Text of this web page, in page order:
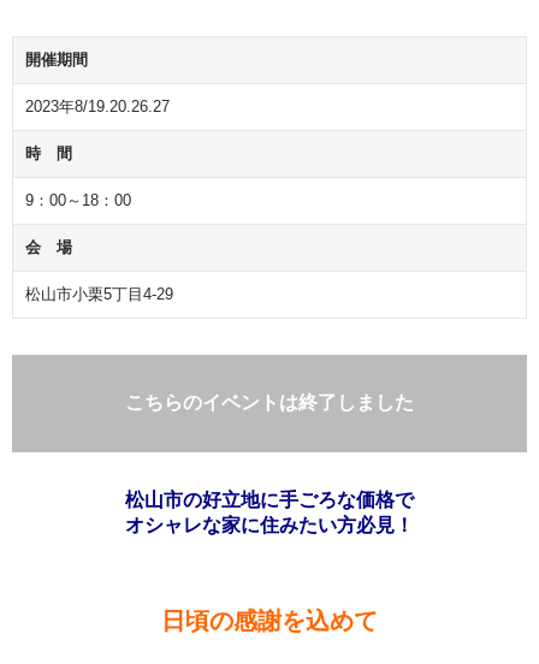
開催期間
2023年8/19.20.26.27
時 間
9：00～18：00
会 場
松山市小栗5丁目4-29
こちらのイベントは終了しました
松山市の好立地に手ごろな価格で
オシャレな家に住みたい方必見！
日頃の感謝を込めて